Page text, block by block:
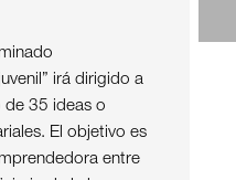
irá dirigido a
de 35 ideas o
El objetivo es
entre